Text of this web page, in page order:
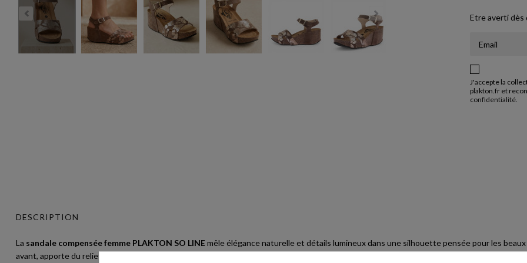
Etre averti dès
J'accepte la
plakton.fr et
confidentialité.
DESCRIPTION
La sandale compensée femme PLAKTON SO LINEmêle élégance naturelle et détails lumineux dans une silhouette pensée pour les
avant, apporte du relief à la tenue tout en restant facile à associer.